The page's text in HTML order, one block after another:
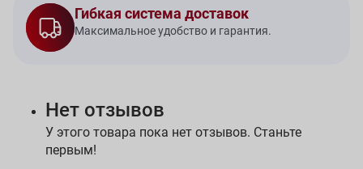
Гибкая система доставок
Максимальное удобство и гарантия.
Нет отзывов
У этого товара пока нет отзывов. Станьте
первым!